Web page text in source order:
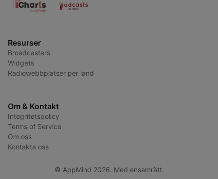
Resurser
Broadcasters
Widgets
Radiowebbplatser per land
Om & Kontakt
Integritetspolicy
Terms of Service
Om oss
Kontakta oss
© AppMind 2026. Med ensamrätt.